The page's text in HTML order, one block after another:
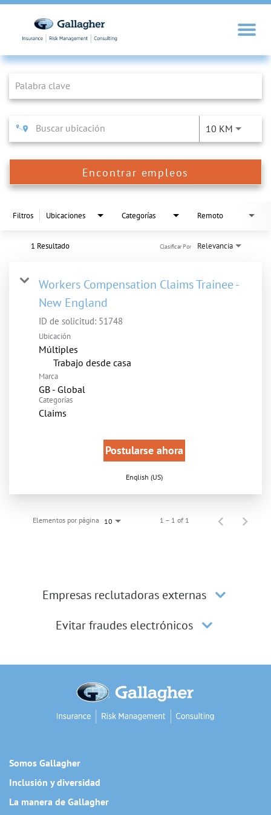
Job Search Page
10 KM
Encontrar empleos
Filtros Ubicaciones Categorías Remoto
1 Resultado Relevancia
Clasificar Por
Workers Compensation Claims Trainee -
New England
ID de solicitud: 51748
Ubicación
Múltiples
inicio
Trabajo desde casa
Marca
GB - Global
Categorías
Claims
Postularse ahora
English (US)
Elementos por página 10 1 – 1 of 1
Empresas reclutadoras externas
Evitar fraudes electrónicos
Somos Gallagher
Inclusión y diversidad
La manera de Gallagher